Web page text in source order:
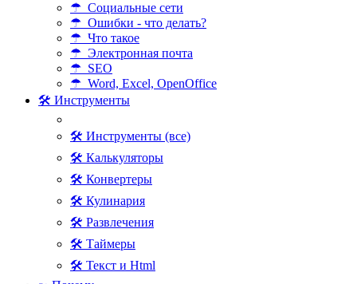
☂ Социальные сети
☂ Ошибки - что делать?
☂ Что такое
☂ Электронная почта
☂ SEO
☂ Word, Excel, OpenOffice
🛠 Инструменты
🛠 Инструменты (все)
🛠 Калькуляторы
🛠 Конвертеры
🛠 Кулинария
🛠 Развлечения
🛠 Таймеры
🛠 Текст и Html